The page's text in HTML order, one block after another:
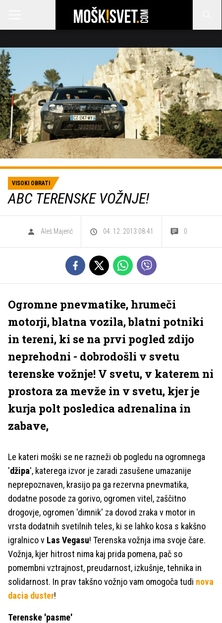
VISOKI OBRATI
ABC TERENSKE VOŽNJE!
Aleš Majerič 04. 12. 2013 08.41 0
Ogromne pnevmatike, hrumeči
motorji, blatna vozila, blatni potniki
in tereni, ki se na prvi pogled zdijo
neprehodni - dobrodošli v svetu
terenske vožnje! V svetu, v katerem ni
prostora za mevže in v svetu, kjer je
kurja polt posledica adrenalina in
zabave,
Le kateri moški se ne razneži ob pogledu na ogromnega
'džipa', katerega izvor je zaradi zasušene umazanije
neprepoznaven, krasijo pa ga rezervna pnevmatika,
dodatne posode za gorivo, ogromen vitel, zaščitno
drogovje, ogromen 'dimnik' za dovod zraka v motor in
vrsta dodatnih svetilnih teles, ki se lahko kosa s kakšno
igralnico v Las Vegasu! Terenska vožnja ima svoje čare.
Vožnja, kjer hitrost nima kaj prida pomena, pač so
pomembni vztrajnost, preudarnost, izkušnje, tehnika in
solidarnost. In prav takšno vožnjo vam omogoča tudi nova
dacia duster!
Terenske 'pasme'